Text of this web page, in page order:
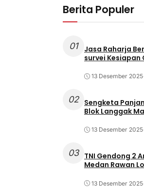
Berita Populer
01
Jasa Raharja
survei Kesiapan
13 Desember 2025
02
Sengketa
Blok Langgak
13 Desember 2025
03
TNI Gendong 2
Medan Rawan
13 Desember 2025